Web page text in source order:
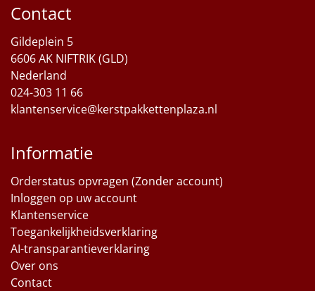
Contact
Gildeplein 5
6606 AK NIFTRIK (GLD)
Nederland
024-303 11 66
klantenservice@kerstpakkettenplaza.nl
Informatie
Orderstatus opvragen (Zonder account)
Inloggen op uw account
Klantenservice
Toegankelijkheidsverklaring
AI-transparantieverklaring
Over ons
Contact